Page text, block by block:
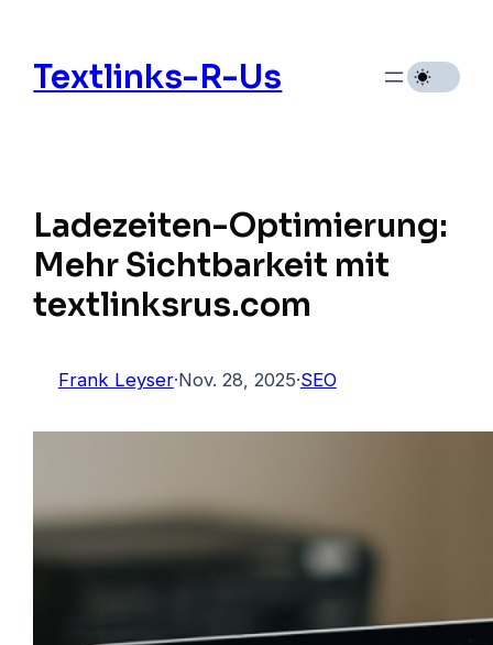
springen
Textlinks-R-Us
Ladezeiten-Optimierung:
Mehr Sichtbarkeit mit
textlinksrus.com
Frank Leyser·Nov. 28, 2025·SEO